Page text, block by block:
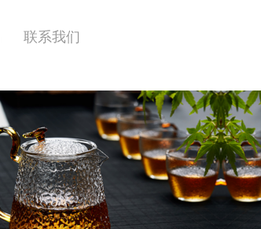
联系我们